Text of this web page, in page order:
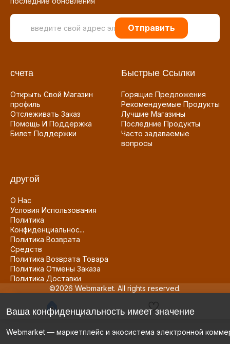
Отправить
счета
Открыть Свой Магазин
профиль
Отслеживать Заказ
Помощь И Поддержка
Билет Поддержки
Быстрые Ссылки
Горящие Предложения
Рекомендуемые Продукты
Лучшие Магазины
Последние Продукты
Часто задаваемые
вопросы
другой
О Нас
Условия Использования
Политика
Конфиденциальнос...
Политика Возврата
Средств
Политика Возврата Товара
Политика Отмены Заказа
Политика Доставки
©2026 Webmarket. All rights reserved.
Ваша конфиденциальность имеет значение
Webmarket — маркетплейс и экосистема электронной